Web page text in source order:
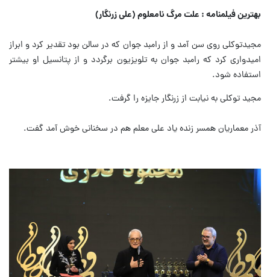
بهترین فیلمنامه : علت مرگ نامعلوم (علی زرنگار)
مجیدتوکلی روی سن آمد و از رامبد جوان که در سالن بود تقدیر کرد و ابراز
امیدواری کرد که رامبد جوان به تلویزیون برگردد و از پتانسیل او بیشتر
استفاده شود.
مجید توکلی به نیابت از زرنگار جایزه را گرفت.
آذر معماریان همسر زنده یاد علی معلم هم در سخنانی خوش آمد گفت.